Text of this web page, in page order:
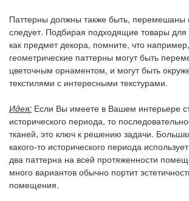
Паттерны должны также быть, перемешаны
следует. Подбирая подходящие товары для
как предмет декора, помните, что
геометрические паттерны могут быть
цветочным орнаментом, и могут быть
текстилями с интересными текстурами.
Идея: Если Вы имеете в Вашем интерьере
исторического периода, то
тканей, это ключ к решению задачи.
какого-то исторического периода
два паттерна на всей протяженности
много вариантов обычно портит
помещения.